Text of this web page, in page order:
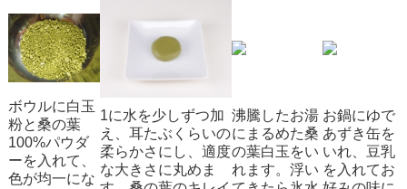
ボウルに白玉
粉と桑の葉
100%パウダ
ーを入れて、
色が均一にな
1に水を少しずつ加
え、耳たぶくらいの
柔らかさにし、適度
な大きさに丸めま
沸騰したお湯
にまるめた桑
の葉白玉をい
れます。浮い
お鍋にゆで
あずき缶を
いれ、豆乳
を入れてお